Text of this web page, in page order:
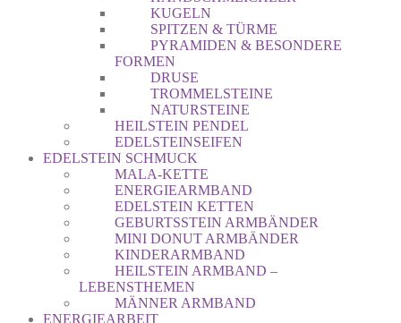
KUGELN
SPITZEN & TÜRME
PYRAMIDEN & BESONDERE
FORMEN
DRUSE
TROMMELSTEINE
NATURSTEINE
HEILSTEIN PENDEL
EDELSTEINSEIFEN
EDELSTEIN SCHMUCK
MALA-KETTE
ENERGIEARMBAND
EDELSTEIN KETTEN
GEBURTSSTEIN ARMBÄNDER
MINI DONUT ARMBÄNDER
KINDERARMBAND
HEILSTEIN ARMBAND –
LEBENSTHEMEN
MÄNNER ARMBAND
ENERGIEARBEIT